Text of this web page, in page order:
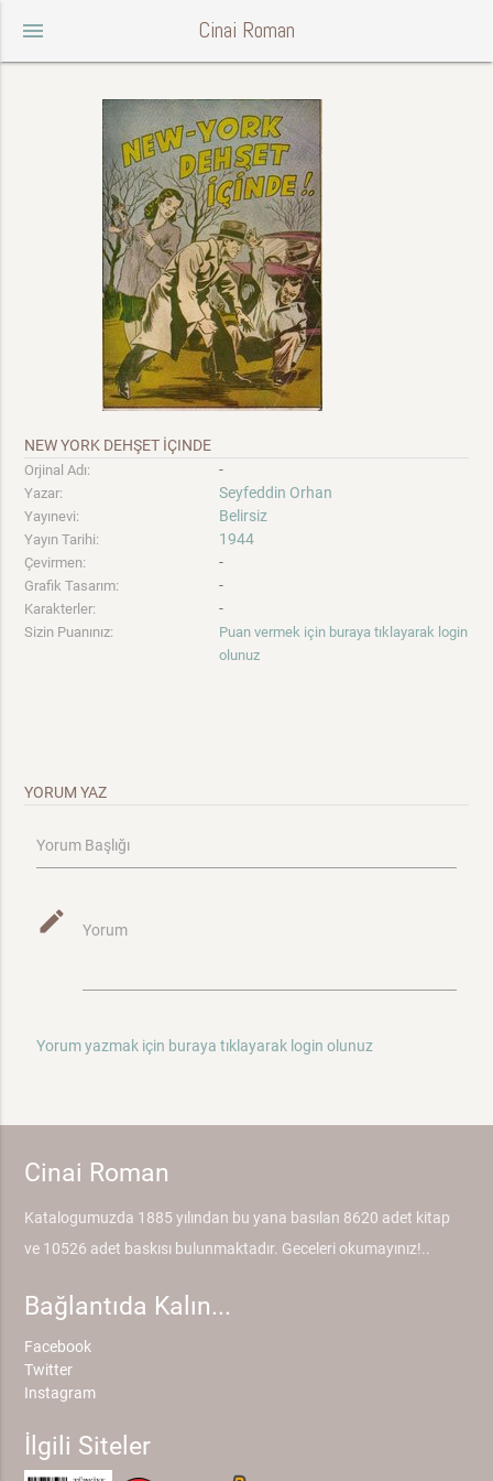
menu Cinai Roman
NEW YORK DEHŞET İÇINDE
Orjinal Adı: -
Yazar: Seyfeddin Orhan
Yayınevi: Belirsiz
Yayın Tarihi: 1944
Çevirmen: -
Grafik Tasarım: -
Karakterler: -
Sizin Puanınız:
Puan vermek için buraya tıklayarak login
olunuz
YORUM YAZ
Yorum Başlığı
mode_edit Yorum
Yorum yazmak için buraya tıklayarak login olunuz
Cinai Roman
Katalogumuzda 1885 yılından bu yana basılan 8620 adet kitap
ve 10526 adet baskısı bulunmaktadır. Geceleri okumayınız!..
Bağlantıda Kalın...
Facebook
Twitter
Instagram
İlgili Siteler